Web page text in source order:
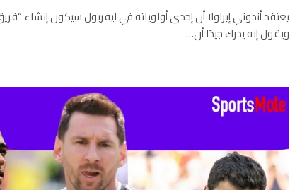
يعتقد أندوني إيراولا أن إحدى أولوياته في ليفربول سيكون إنشاء
ويقول إنه يدرك جيدًا أن…